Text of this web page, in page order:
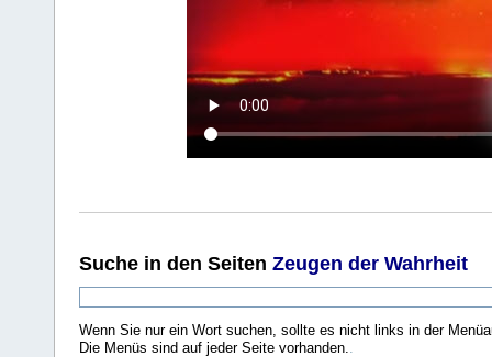
Suche in den Seiten Zeugen der Wahrheit
Wenn Sie nur ein Wort suchen, sollte es nicht links in der
Die Menüs sind auf jeder Seite vorhanden.